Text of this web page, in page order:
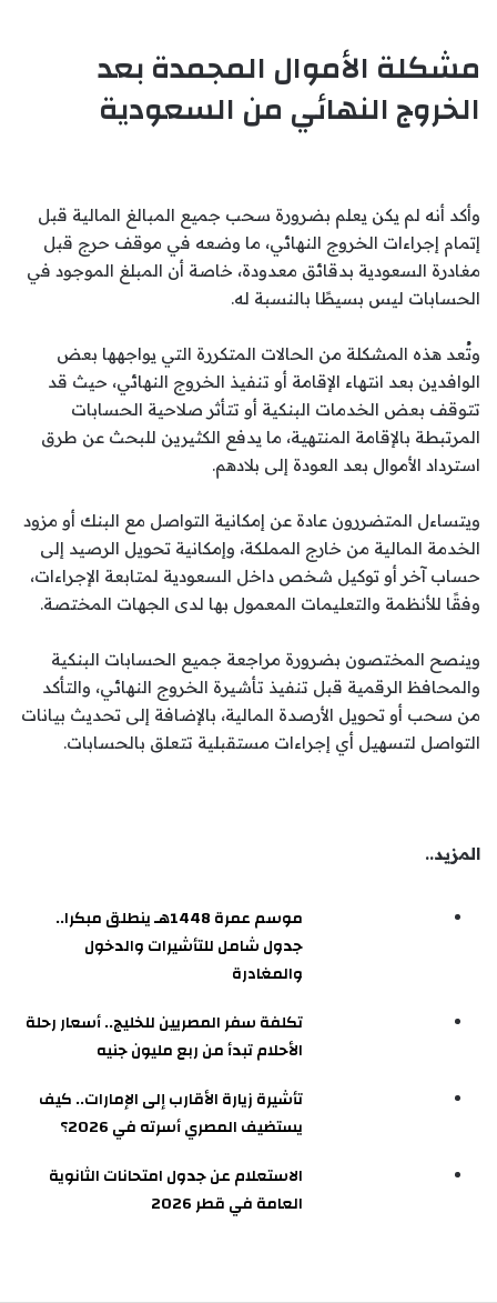
مشكلة الأموال المجمدة بعد
الخروج النهائي من السعودية
وأكد أنه لم يكن يعلم بضرورة سحب جميع المبالغ المالية قبل
إتمام إجراءات الخروج النهائي، ما وضعه في موقف حرج قبل
مغادرة السعودية بدقائق معدودة، خاصة أن المبلغ الموجود في
الحسابات ليس بسيطًا بالنسبة له.
وتُعد هذه المشكلة من الحالات المتكررة التي يواجهها بعض
الوافدين بعد انتهاء الإقامة أو تنفيذ الخروج النهائي، حيث قد
تتوقف بعض الخدمات البنكية أو تتأثر صلاحية الحسابات
المرتبطة بالإقامة المنتهية، ما يدفع الكثيرين للبحث عن طرق
استرداد الأموال بعد العودة إلى بلادهم.
ويتساءل المتضررون عادة عن إمكانية التواصل مع البنك أو مزود
الخدمة المالية من خارج المملكة، وإمكانية تحويل الرصيد إلى
حساب آخر أو توكيل شخص داخل السعودية لمتابعة الإجراءات،
وفقًا للأنظمة والتعليمات المعمول بها لدى الجهات المختصة.
وينصح المختصون بضرورة مراجعة جميع الحسابات البنكية
والمحافظ الرقمية قبل تنفيذ تأشيرة الخروج النهائي، والتأكد
من سحب أو تحويل الأرصدة المالية، بالإضافة إلى تحديث بيانات
التواصل لتسهيل أي إجراءات مستقبلية تتعلق بالحسابات.
المزيد..
موسم عمرة 1448هـ ينطلق مبكرا..
جدول شامل للتأشيرات والدخول
والمغادرة
تكلفة سفر المصريين للخليج.. أسعار رحلة
الأحلام تبدأ من ربع مليون جنيه
تأشيرة زيارة الأقارب إلى الإمارات.. كيف
يستضيف المصري أسرته في 2026؟
الاستعلام عن جدول امتحانات الثانوية
العامة في قطر 2026